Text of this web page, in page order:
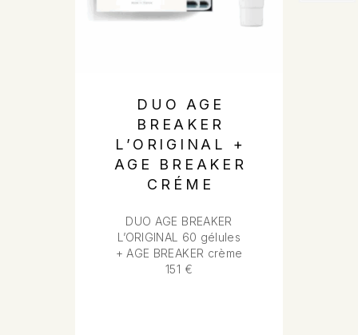
DUO AGE
BREAKER
L’ORIGINAL +
AGE BREAKER
CRÉME
DUO AGE BREAKER
L’ORIGINAL 60 gélules
+ AGE BREAKER crème
151 €